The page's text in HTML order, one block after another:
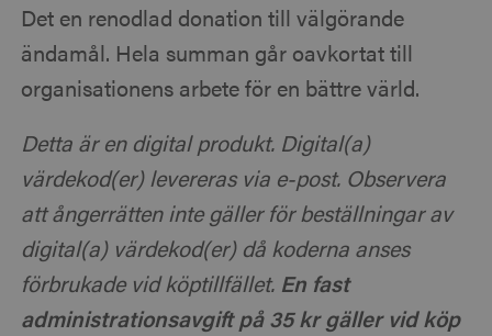
Det en renodlad donation till välgörande
ändamål. Hela summan går oavkortat till
organisationens arbete för en bättre värld.
Detta är en digital produkt. Digital(a)
värdekod(er) levereras via e-post. Observera
att ångerrätten inte gäller för beställningar av
digital(a) värdekod(er) då koderna anses
förbrukade vid köptillfället. En fast
administrationsavgift på 35 kr gäller vid köp